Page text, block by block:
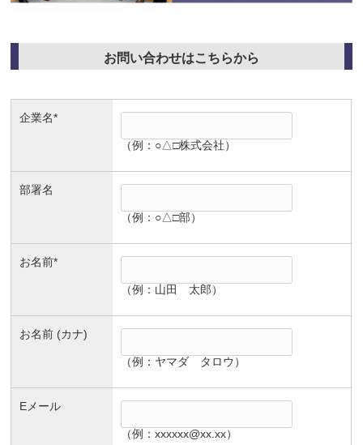
お問い合わせはこちらから
企業名*
（例：○△□株式会社）
部署名
（例：○△□部）
お名前*
（例：山田 太郎）
お名前 (カナ)
（例：ヤマダ タロウ）
Eメール
（例：xxxxxx@xx.xx）